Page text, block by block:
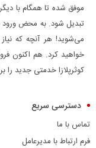
موفق شده تا همگام با
تبدیل شود. به محض ورود
می‌شوید! هر آنچه که
خواهید کرد. هم اکنون
کوثرپلازا خدمتی جدید را
دسترسی سریع
تماس با ما
فرم ارتباط با مدیرعامل